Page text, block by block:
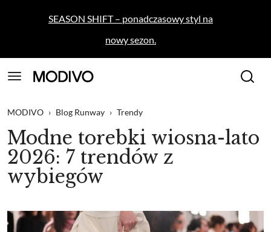
SEASON SHIFT – ponadczasowy styl na
nowy sezon.
MODIVO › Blog Runway › Trendy
Modne torebki wiosna-lato
2026: 7 trendów z
wybiegów